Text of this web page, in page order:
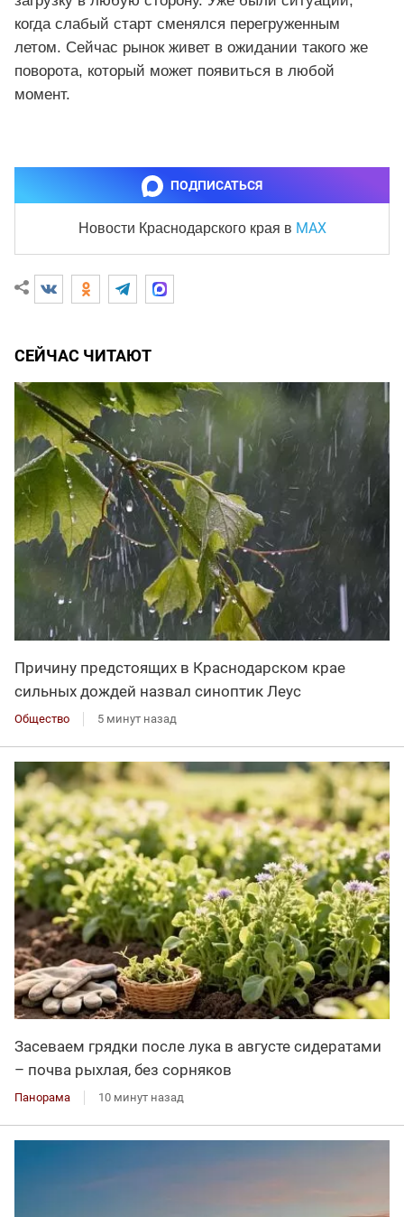
когда слабый старт сменялся перегруженным
летом. Сейчас рынок живет в ожидании такого же
поворота, который может появиться в любой
момент.
ПОДПИСАТЬСЯ
Новости Краснодарского края в MAX
СЕЙЧАС ЧИТАЮТ
Причину предстоящих в Краснодарском крае
сильных дождей назвал синоптик Леус
Общество 5 минут назад
Засеваем грядки после лука в августе сидератами
– почва рыхлая, без сорняков
Панорама 10 минут назад